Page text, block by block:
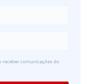
receber comunicações do